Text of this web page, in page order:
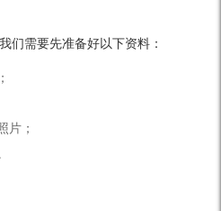
们需要先准备好以下资料：
片；